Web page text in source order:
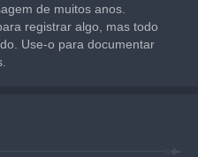
de muitos anos.
registrar algo, mas todo
Use-o para documentar